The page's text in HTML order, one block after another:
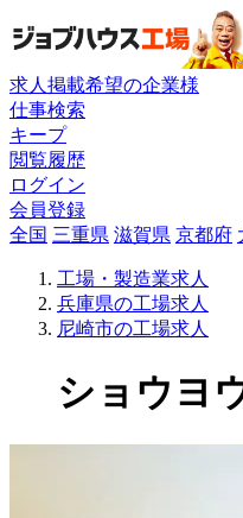
求人掲載希望の企業様
仕事検索
キープ
閲覧履歴
ログイン
会員登録
全国 三重県 滋賀県 京都府
工場・製造業求人
兵庫県の工場求人
尼崎市の工場求人
ショウヨ